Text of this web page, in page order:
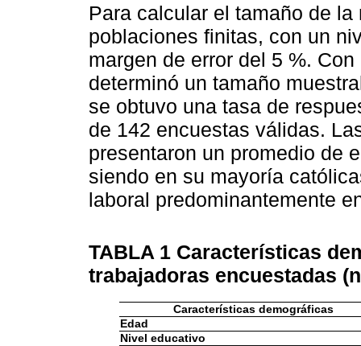
Para calcular el tamaño de
poblaciones finitas, con un
margen de error del 5 %.
determinó un tamaño
se obtuvo una tasa de
de 142 encuestas válidas.
presentaron un promedio de
siendo en su mayoría
laboral predominantemente
TABLA 1 Características
trabajadoras encuestadas
Características demográficas
Edad
Nivel educativo